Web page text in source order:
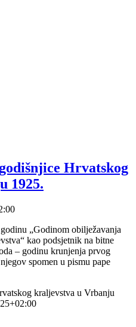
Hrvatskog
1925.
„Godinom obilježavanja
kao podsjetnik na bitne
– godinu krunjenja prvog
spomen u pismu pape
kraljevstva u Vrbanju